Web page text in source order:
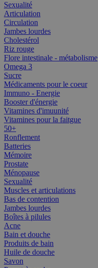
Sexualité
Articulation
Circulation
Jambes lourdes
Cholestérol
Riz rouge
Flore intestinale - métabolisme
Omega 3
Sucre
Médicaments pour le coeur
Immuno - Energie
Booster d'énergie
Vitamines d'imuunité
Vitamines pour la faitgue
50+
Ronflement
Batteries
Mémoire
Prostate
Ménopause
Sexualité
Muscles et articulations
Bas de contention
Jambes lourdes
Boîtes à pilules
Acne
Bain et douche
Produits de bain
Huile de douche
Savon